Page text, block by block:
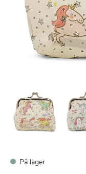
På lager